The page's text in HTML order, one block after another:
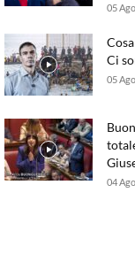
05
Ci
05
04